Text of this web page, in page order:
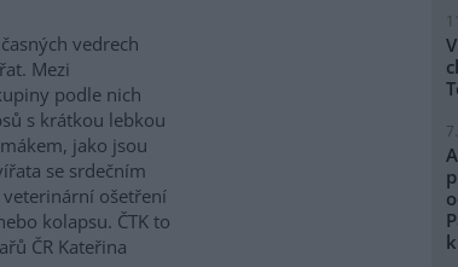
vedrech
Mezi
podle nich
s krátkou lebkou
jako jsou
se srdečním
ošetření
kolapsu. ČTK to
ČR Kateřina